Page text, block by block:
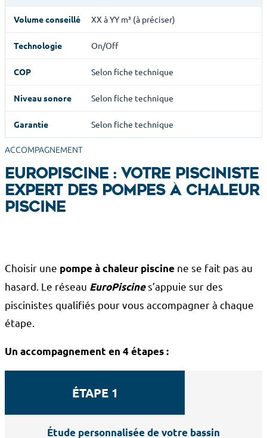
XX à YY m³ (à préciser)
On/Off
Selon fiche technique
Selon fiche technique
Selon fiche technique
ACCOMPAGNEMENT
EuroPiscine : votre pisciniste
expert des pompes à chaleur
piscine
Choisir une pompe à chaleur piscine ne se fait pas au
hasard. Le réseau EuroPiscines’appuie sur des
piscinistes qualifiés pour vous accompagner à chaque
étape.
Un accompagnement en 4 étapes :
ÉTAPE 1
Étude personnalisée de votre bassin